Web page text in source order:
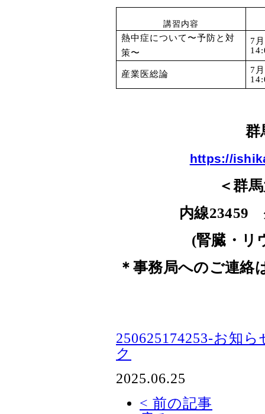
講習内容
熱中症について〜予防と対
策〜
7 月
産業医総論 7 月
群
https://
＜群
内線23459
(腎臓・リ
＊事務局へのご連絡
250625174253-お知
ク
2025.06.25
< 前の記事